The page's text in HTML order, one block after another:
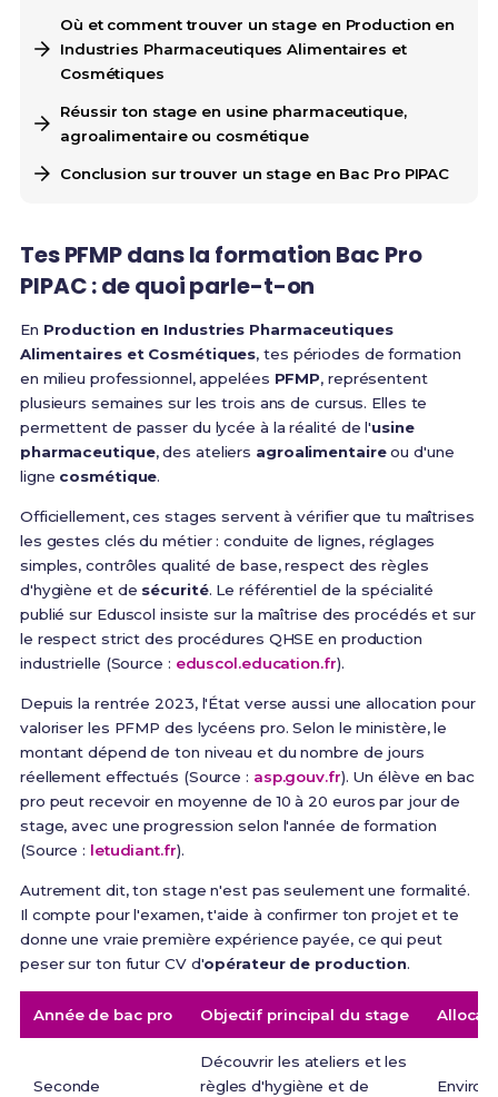
Où et comment trouver un stage en Production en
Industries Pharmaceutiques Alimentaires et
Cosmétiques
Réussir ton stage en usine pharmaceutique,
agroalimentaire ou cosmétique
Conclusion sur trouver un stage en Bac Pro PIPAC
Tes PFMP dans la formation Bac Pro
PIPAC : de quoi parle-t-on
En Production en Industries Pharmaceutiques
Alimentaires et Cosmétiques, tes périodes de formation
en milieu professionnel, appelées PFMP, représentent
plusieurs semaines sur les trois ans de cursus. Elles te
permettent de passer du lycée à la réalité de l'usine
pharmaceutique, des ateliers agroalimentaireou d'une
ligne cosmétique.
Officiellement, ces stages servent à vérifier que tu maîtrises
les gestes clés du métier : conduite de lignes, réglages
simples, contrôles qualité de base, respect des règles
d'hygiène et de sécurité. Le référentiel de la spécialité
publié sur Eduscol insiste sur la maîtrise des procédés et sur
le respect strict des procédures QHSE en production
industrielle (Source : eduscol.education.fr).
Depuis la rentrée 2023, l'État verse aussi une allocation pour
valoriser les PFMP des lycéens pro. Selon le ministère, le
montant dépend de ton niveau et du nombre de jours
réellement effectués (Source : asp.gouv.fr). Un élève en bac
pro peut recevoir en moyenne de 10 à 20 euros par jour de
stage, avec une progression selon l'année de formation
(Source : letudiant.fr).
Autrement dit, ton stage n'est pas seulement une formalité.
Il compte pour l'examen, t'aide à confirmer ton projet et te
donne une vraie première expérience payée, ce qui peut
peser sur ton futur CV d'opérateur de production.
Année de bac pro Objectif principal du stage
Seconde
Découvrir les ateliers et les
règles d'hygiène et de
Environ